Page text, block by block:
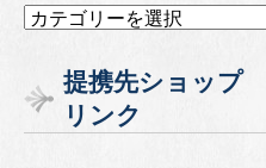
カ
リ
ー
提携先ショップ
リンク